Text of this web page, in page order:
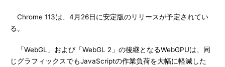
Chrome 113は、4月26日に安定版のリリースが予定されてい
る。
「WebGL」および「WebGL 2」の後継となるWebGPUは、同
じグラフィックスでもJavaScriptの作業負荷を大幅に軽減した